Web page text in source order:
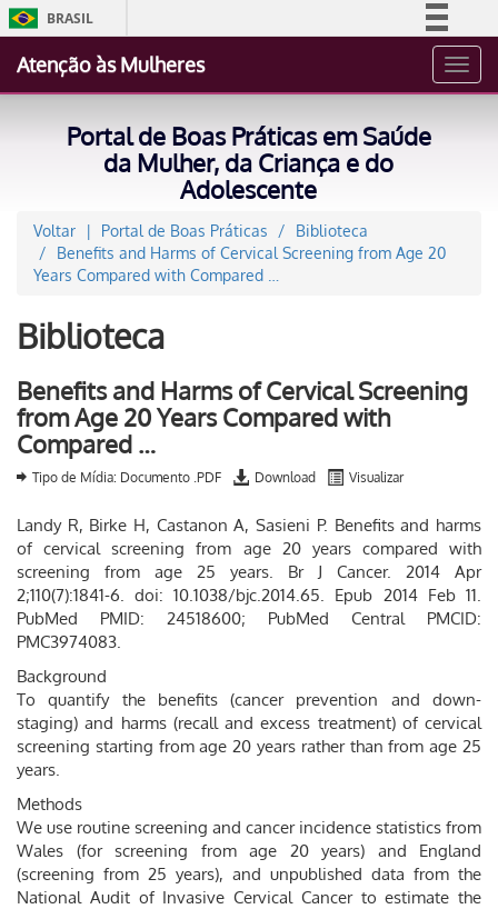
BRASIL
Acesso à informação
Atenção às Mulheres
Portal de Boas Práticas em Saúde
da Mulher, da Criança e do
Adolescente
Voltar Portal de Boas Práticas
Biblioteca
Benefits and Harms of Cervical Screening from Age 20
Years Compared with Compared …
Biblioteca
Benefits and Harms of Cervical Screening
from Age 20 Years Compared with
Compared …
Tipo de Mídia: Documento .PDF Download Visualizar
Landy R, Birke H, Castanon A, Sasieni P. Benefits and harms
of cervical screening from age 20 years compared with
screening from age 25 years. Br J Cancer. 2014 Apr
2;110(7):1841-6. doi: 10.1038/bjc.2014.65. Epub 2014 Feb 11.
PubMed PMID: 24518600; PubMed Central PMCID:
PMC3974083.
Background
To quantify the benefits (cancer prevention and down-
staging) and harms (recall and excess treatment) of cervical
screening starting from age 20 years rather than from age 25
years.
Methods
We use routine screening and cancer incidence statistics from
Wales (for screening from age 20 years) and England
(screening from 25 years), and unpublished data from the
National Audit of Invasive Cervical Cancer to estimate the